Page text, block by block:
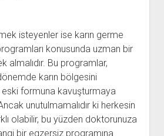
isteyenler ise karın germe
konusunda uzman bir
almalıdır. Bu programlar,
karın bölgesini
formuna kavuşturmaya
unutulmamalıdır ki herkesin
olabilir, bu yüzden doktorunuza
bir egzersiz programına